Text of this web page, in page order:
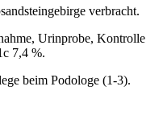
verbracht.
Urinprobe, Kontrolle
7,4 %.
beim Podologe (1-3).